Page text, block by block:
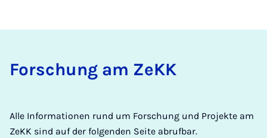
For­schung am ZeKK
Alle Informationen rund um Forschung und Projekte am
ZeKK sind auf der folgenden Seite abrufbar.